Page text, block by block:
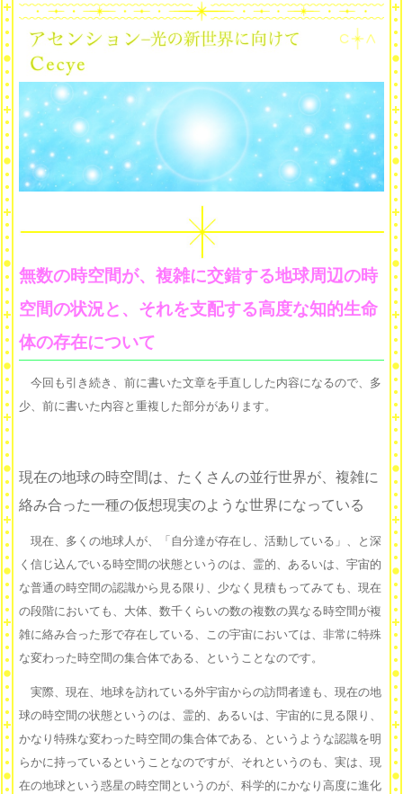
無数の時空間が、複雑に交錯する地球周辺の時
空間の状況と、それを支配する高度な知的生命
体の存在について
今回も引き続き、前に書いた文章を手直しした内容になるので、多
少、前に書いた内容と重複した部分があります。
現在の地球の時空間は、たくさんの並行世界が、複雑に
絡み合った一種の仮想現実のような世界になっている
現在、多くの地球人が、「自分達が存在し、活動している」、と深
く信じ込んでいる時空間の状態というのは、霊的、あるいは、宇宙的
な普通の時空間の認識から見る限り、少なく見積もってみても、現在
の段階においても、大体、数千くらいの数の複数の異なる時空間が複
雑に絡み合った形で存在している、この宇宙においては、非常に特殊
な変わった時空間の集合体である、ということなのです。
実際、現在、地球を訪れている外宇宙からの訪問者達も、現在の地
球の時空間の状態というのは、霊的、あるいは、宇宙的に見る限り、
かなり特殊な変わった時空間の集合体である、というような認識を明
らかに持っているということなのですが、それというのも、実は、現
在の地球という惑星の時空間というのが、科学的にかなり高度に進化